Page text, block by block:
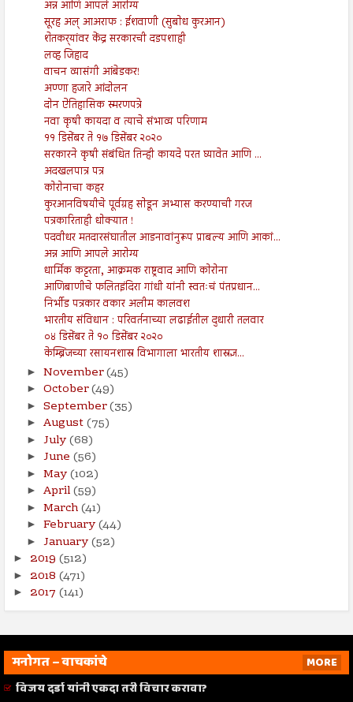
अन्न आणि आपले आरोग्य
सूरह अल् आअराफ : ईशवाणी (सुबोध कुरआन)
शेतकर्‍यांवर केंद्र सरकारची दडपशाही
लव्ह जिहाद
वाचन व्यासंगी आंबेडकर!
अण्णा हजारे आंदोलन
दोन ऐतिहासिक स्मरणपत्रे
नवा कृषी कायदा व त्याचे संभाव्य परिणाम
११ डिसेंबर ते १७ डिसेंबर २०२०
सरकारने कृषी संबंधित तिन्ही कायदे परत घ्यावेत आणि ...
अदखलपात्र पत्र
कोरोनाचा कहर
कुरआनविषयीचे पूर्वग्रह सोडून अभ्यास करण्याची गरज
पत्रकारिताही धोक्यात !
पदवीधर मतदारसंघातील आडनावांनुरूप प्राबल्य आणि आकां...
अन्न आणि आपले आरोग्य
धार्मिक कट्टरता, आक्रमक राष्ट्रवाद आणि कोरोना
आणिबाणीचे फलितइंदिरा गांधी यांनी स्वतःचं पंतप्रधान...
निर्भीड पत्रकार वकार अलीम कालवश
भारतीय संविधान : परिवर्तनाच्या लढाईतील दुधारी तलवार
०४ डिसेंबर ते १० डिसेंबर २०२०
केम्ब्रिजच्या रसायनशास्र विभागाला भारतीय शास्रज्ञ...
► November(45)
► October(49)
► September(35)
► August(75)
► July(68)
► June (56)
► May(102)
► April(59)
► March(41)
► February(44)
► January(52)
► 2019 (512)
► 2018 (471)
► 2017 (141)
मनोगत – वाचकांचे
MORE
विजय दर्डा यांनी एकदा तरी विचार करावा?